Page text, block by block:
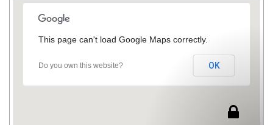
This page can't load Google Maps correctly.
Do you own this website? OK